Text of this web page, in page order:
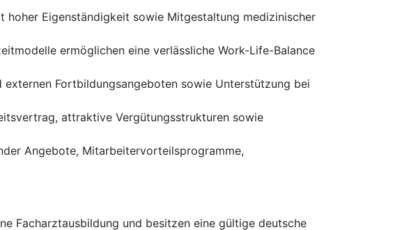
hoher Eigenständigkeit sowie Mitgestaltung medizinischer
ermöglichen eine verlässliche Work-Life-Balance
externen Fortbildungsangeboten sowie Unterstützung bei
attraktive Vergütungsstrukturen sowie
Angebote, Mitarbeitervorteilsprogramme,
Facharztausbildung und besitzen eine gültige deutsche